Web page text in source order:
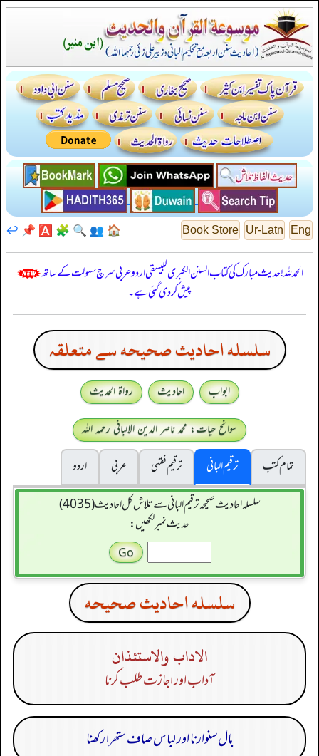
Eng
Ur-Latn
Book Store
🏠
👥
🔍
🧩
🅰️
📌
↩️
الحمدللہ! حدیث مبارک کی کتاب السنن الكبرى للبيهقي اردو عربی سرچ سہولت کے ساتھ
پیش کر دی گئی ہے۔
سلسله احاديث صحيحه سے متعلقہ
ابواب احادیث
رواۃ الحدیث
سوانح حیات: محمد ناصر الدین الالبانی رحمہ اللہ
تمام کتب
ترقیم البانی ترقيم فقہی عربی
اردو
سلسله احاديث صحيحه ترقیم البانی سے تلاش کل احادیث (4035)
حدیث نمبر لکھیں:
سلسله احاديث صحيحه
الاداب والاستئذان
آداب اور اجازت طلب کرنا
بال سنوارنا اور لباس صاف ستھرا رکھنا